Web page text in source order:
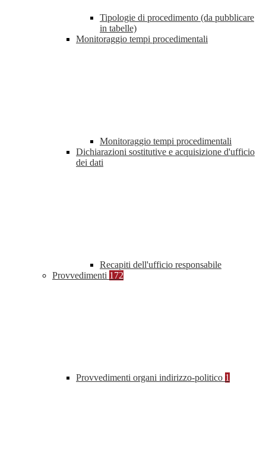
Tipologie di procedimento (da pubblicare
in tabelle)
Monitoraggio tempi procedimentali
Monitoraggio tempi procedimentali
Dichiarazioni sostitutive e acquisizione d'ufficio
dei dati
Recapiti dell'ufficio responsabile
Provvedimenti 172
Provvedimenti organi indirizzo-politico 1